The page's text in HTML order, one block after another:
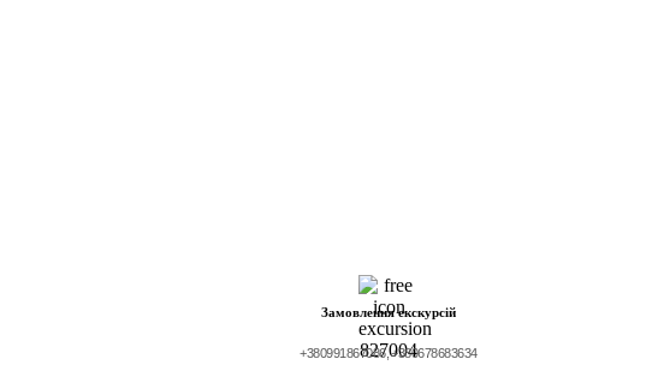
Замовлення екскурсій
+380991867086,+380678683634